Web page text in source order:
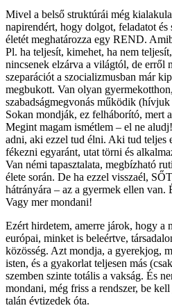
Mivel a belső struktúrái még
napirendért, hogy dolgot, feladatot és
életét meghatározza egy REND.
Pl. ha teljesít, kimehet, ha nem
nincsenek elzárva a világtól, de erről
szeparációt a szocializmusban már
megbukott. Van olyan
szabadságmegvonás működik
Sokan mondják, ez felháborító, mert
Megint magam ismétlem – el ne
adni, aki ezzel tud élni. Aki tud teljes
fékezni egyaránt, utat törni és
Van némi tapasztalata, megbízható
élete során. De ha ezzel visszaél,
hátrányára – az a gyermek ellen van.
Vagy mer mondani!
Ezért hirdetem, amerre járok, hogy a
európai, minket is beleértve,
közösség. Azt mondja, a gyerekjog,
isten, és a gyakorlat teljesen más
szemben szinte totális a vakság. És
mondani, még friss a rendszer, be
talán évtizedek óta.